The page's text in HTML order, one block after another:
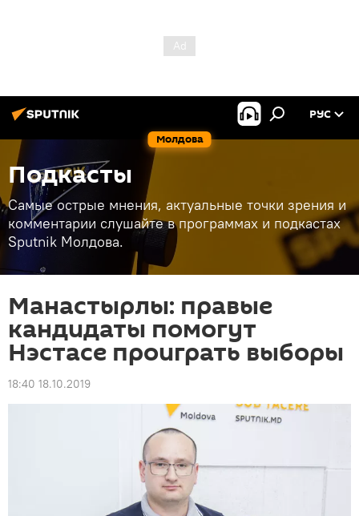
Молдова
РУС
Подкасты
Самые острые мнения, актуальные точки зрения и
комментарии слушайте в программах и подкастах
Sputnik Молдова.
Манастырлы: правые
кандидаты помогут
Нэстасе проиграть выборы
18:40 18.10.2019